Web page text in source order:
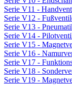
Serie V11 -
Serie V12 -
Serie V13 -
Serie V14 -
Serie V15 -
Serie V16 -
Serie V17 -
Serie V18 -
Serie V19 -